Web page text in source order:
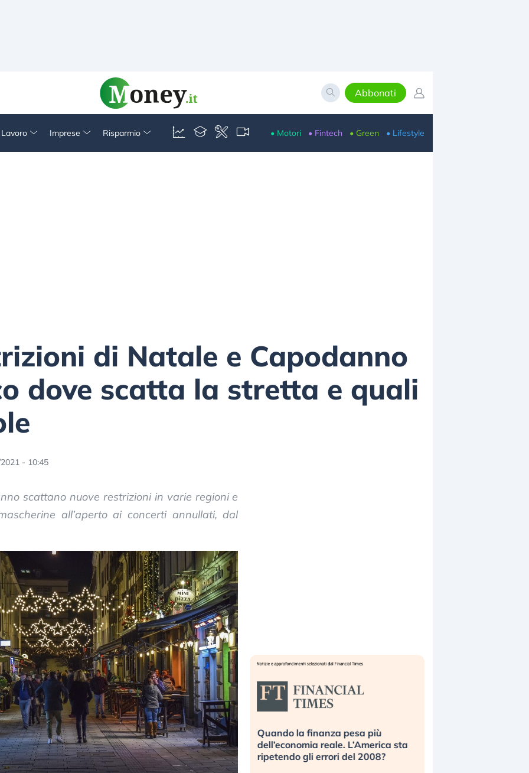
Abbonati
Imprese Risparmio • Motori • Fintech • Green • Lifestyle
di Natale e Capodanno
dove scatta la stretta e quali
- 10:45
scattano nuove restrizioni in varie regioni e
all’aperto ai concerti annullati, dal
alla
il
«La mia vita è rovinata». Investitori
in preda al panico dopo lo scoppio
della bolla AI
Quando la finanza pesa più
dell’economia reale. L’America sta
ripetendo gli errori del 2008?